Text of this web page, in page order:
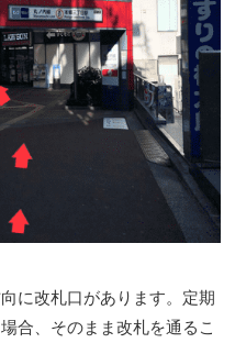
に改札口があります。定期
合、そのまま改札を通るこ